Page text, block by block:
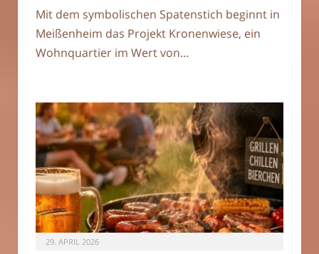
Mit dem symbolischen Spatenstich beginnt in
Meißenheim das Projekt Kronenwiese, ein
Wohnquartier im Wert von…
29. APRIL 2026